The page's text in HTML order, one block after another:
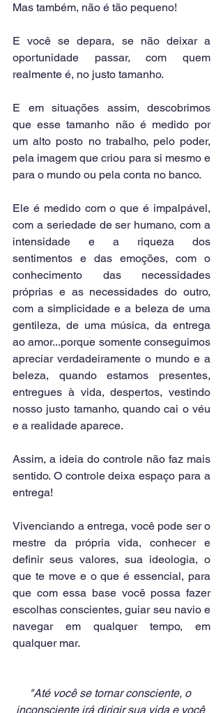
Mas também, não é tão pequeno!
E você se depara, se não deixar a
oportunidade passar, com quem
realmente é, no justo tamanho.
E em situações assim, descobrimos
que esse tamanho não é medido por
um alto posto no trabalho, pelo poder,
pela imagem que criou para si mesmo e
para o mundo ou pela conta no banco.
Ele é medido com o que é impalpável,
com a seriedade de ser humano, com a
intensidade e a riqueza dos
sentimentos e das emoções, com o
conhecimento das necessidades
próprias e as necessidades do outro,
com a simplicidade e a beleza de uma
gentileza, de uma música, da entrega
ao amor...porque somente conseguimos
apreciar verdadeiramente o mundo e a
beleza, quando estamos presentes,
entregues à vida, despertos, vestindo
nosso justo tamanho, quando cai o véu
e a realidade aparece.
Assim, a ideia do controle não faz mais
sentido. O controle deixa espaço para a
entrega!
Vivenciando a entrega, você pode ser o
mestre da própria vida, conhecer e
definir seus valores, sua ideologia, o
que te move e o que é essencial, para
que com essa base você possa fazer
escolhas conscientes, guiar seu navio e
navegar em qualquer tempo, em
qualquer mar.
"Até você se tornar consciente, o
inconsciente irá dirigir sua vida e você